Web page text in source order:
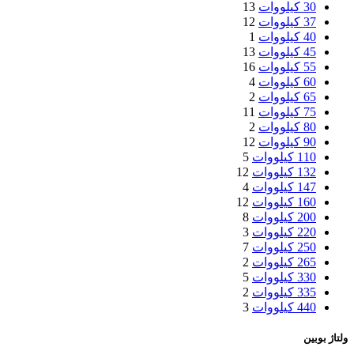
30 کیلووات
13
37 کیلووات
12
40 کیلووات
1
45 کیلووات
13
55 کیلووات
16
60 کیلووات
4
65 کیلووات
2
75 کیلووات
11
80 کیلووات
2
90 کیلووات
12
110 کیلووات
5
132 کیلووات
12
147 کیلووات
4
160 کیلووات
12
200 کیلووات
8
220 کیلووات
3
250 کیلووات
7
265 کیلووات
2
330 کیلووات
5
335 کیلووات
2
440 کیلووات
3
ولتاژ بوبین